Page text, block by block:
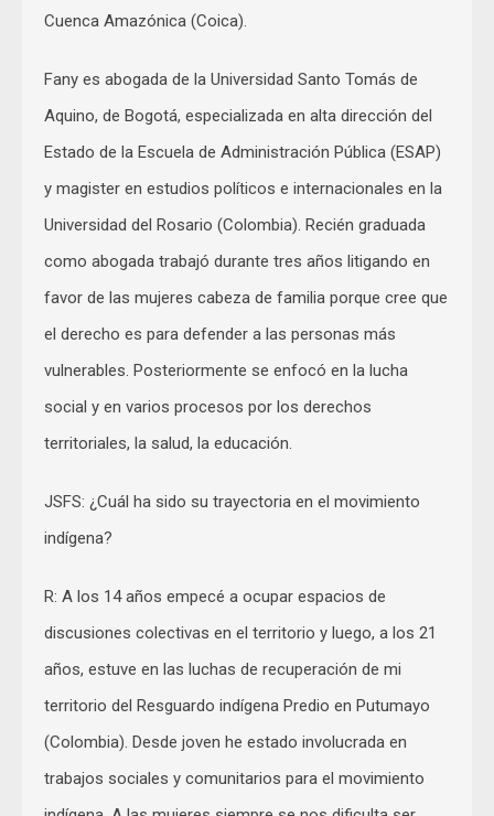
Cuenca Amazónica (Coica).
Fany es abogada de la Universidad Santo Tomás de
Aquino, de Bogotá, especializada en alta dirección del
Estado de la Escuela de Administración Pública (ESAP)
y magister en estudios políticos e internacionales en la
Universidad del Rosario (Colombia). Recién graduada
como abogada trabajó durante tres años litigando en
favor de las mujeres cabeza de familia porque cree que
el derecho es para defender a las personas más
vulnerables. Posteriormente se enfocó en la lucha
social y en varios procesos por los derechos
territoriales, la salud, la educación.
JSFS: ¿Cuál ha sido su trayectoria en el movimiento
indígena?
R: A los 14 años empecé a ocupar espacios de
discusiones colectivas en el territorio y luego, a los 21
años, estuve en las luchas de recuperación de mi
territorio del Resguardo indígena Predio en Putumayo
(Colombia). Desde joven he estado involucrada en
trabajos sociales y comunitarios para el movimiento